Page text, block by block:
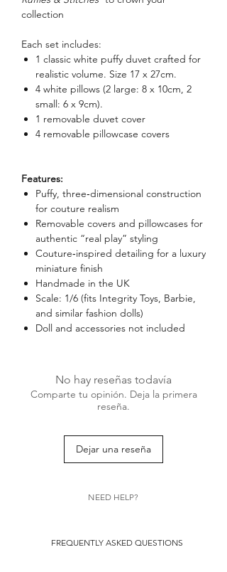
collection
Each set includes:
1 classic white puffy duvet crafted for
realistic volume. Size 17 x 27cm.
4 white pillows (2 large: 8 x 10cm, 2
small: 6 x 9cm).
1 removable duvet cover
4 removable pillowcase covers
Features:
Puffy, three‑dimensional construction
for couture realism
Removable covers and pillowcases for
authentic “real play” styling
Couture‑inspired detailing for a luxury
miniature finish
Handmade in the UK
Scale: 1/6 (fits Integrity Toys, Barbie,
and similar fashion dolls)
Doll and accessories not included
No hay reseñas todavía
Comparte tu opinión. Deja la primera
reseña.
Dejar una reseña
NEED HELP?
FREQUENTLY ASKED QUESTIONS